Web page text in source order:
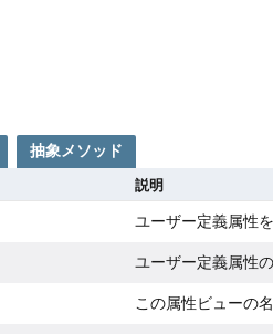
抽象メソッド
説明
ユーザー定義属性
ユーザー定義属性
この属性ビューの